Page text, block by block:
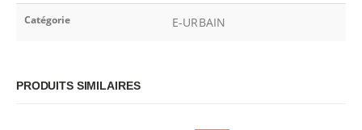
Catégorie E-URBAIN
PRODUITS SIMILAIRES